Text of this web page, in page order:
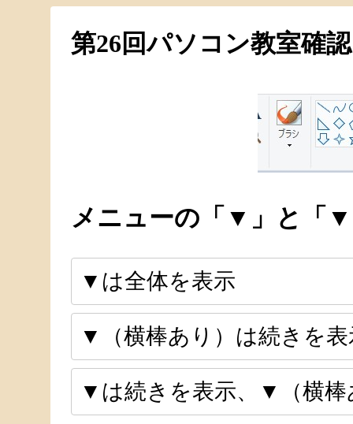
第26回パソコン教室確
メニューの「▼」と「
▼は全体を表示
▼（横棒あり）は続きを表
▼は続きを表示、▼（横棒